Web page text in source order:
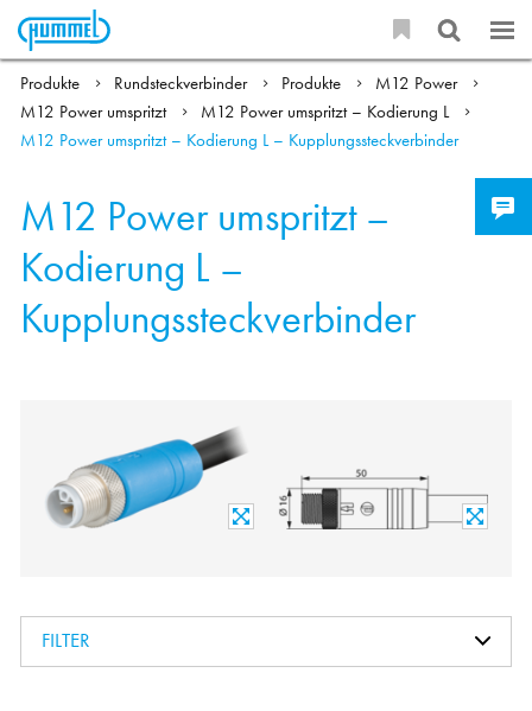
Produkte Rundsteckverbinder Produkte
M12 Power
M12 Power umspritzt
M12 Power umspritzt – Kodierung L
M12 Power umspritzt – Kodierung L – Kupplungssteckverbinder
M12 Power umspritzt –
Kodierung L –
Kupplungssteckverbinder
FILTER